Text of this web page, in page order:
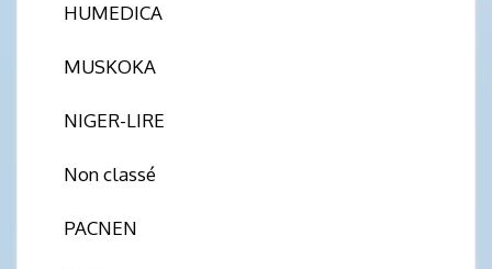
HUMEDICA
MUSKOKA
NIGER-LIRE
Non classé
PACNEN